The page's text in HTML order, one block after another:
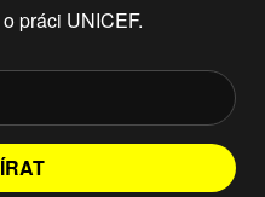
práci UNICEF.